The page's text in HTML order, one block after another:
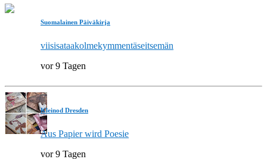
Suomalainen Päiväkirja
viisisataakolmekymmentäseitsemän
vor 9 Tagen
Kleinod Dresden
Aus Papier wird Poesie
vor 9 Tagen